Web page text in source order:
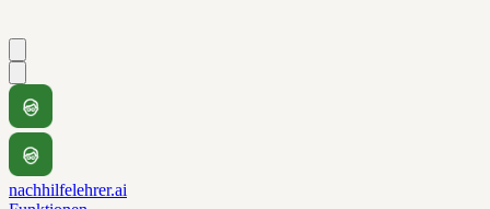
nachhilfelehrer.ai